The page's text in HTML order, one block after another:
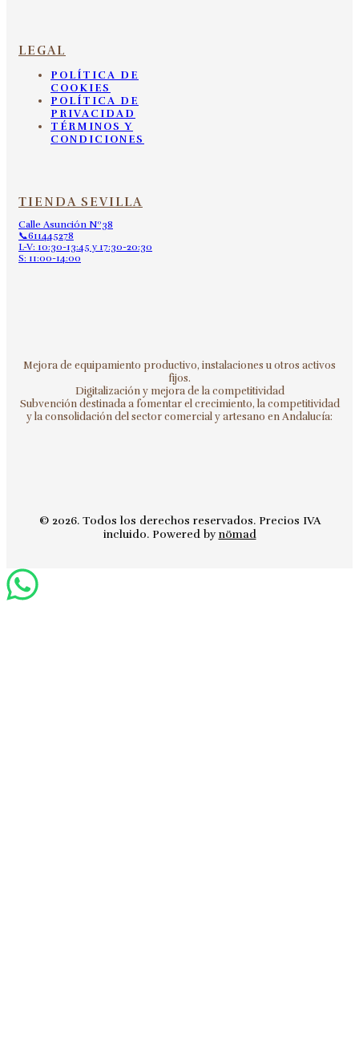
LEGAL
POLÍTICA DE
COOKIES
POLÍTICA DE
PRIVACIDAD
TÉRMINOS Y
CONDICIONES
TIENDA SEVILLA
Calle Asunción Nº38
📞611445278
L-V: 10:30-13:45 y 17:30-20:30
S: 11:00-14:00
Mejora de equipamiento productivo, instalaciones u otros activos
fijos.
Digitalización y mejora de la competitividad
Subvención destinada a fomentar el crecimiento, la competitividad
y la consolidación del sector comercial y artesano en Andalucía:
© 2026. Todos los derechos reservados. Precios IVA
incluido. Powered bynömad